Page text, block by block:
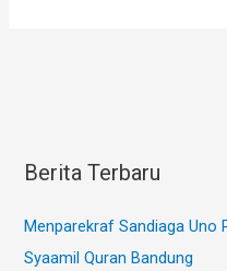
Berita Terbaru
Menparekraf Sandiaga Uno
Syaamil Quran Bandung